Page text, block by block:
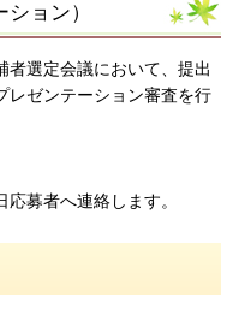
ョン）
者選定会議において、提出
レゼンテーション審査を行
募者へ連絡します。